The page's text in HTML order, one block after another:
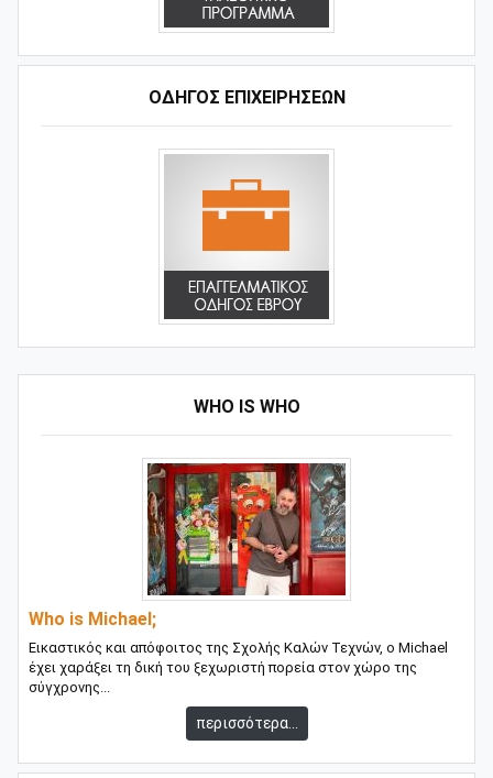
ΟΔΗΓΌΣ ΕΠΙΧΕΙΡΉΣΕΩΝ
WHO IS WHO
Who is Michael;
Εικαστικός και απόφοιτος της Σχολής Καλών Τεχνών, ο Michael
έχει χαράξει τη δική του ξεχωριστή πορεία στον χώρο της
σύγχρονης...
περισσότερα...